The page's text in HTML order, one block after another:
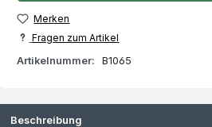
Merken
Fragen zum Artikel
Artikelnummer:
B1065
Beschreibung